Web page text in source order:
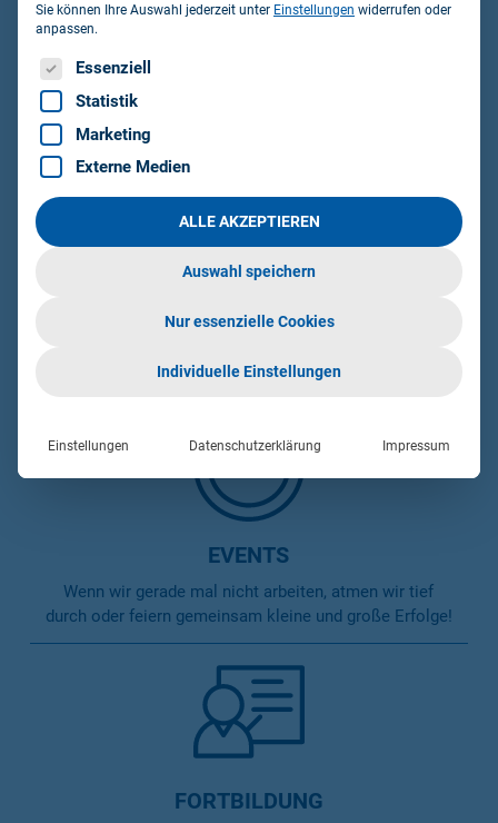
Der Hund muss mal mit? Bei uns kein Thema – wir
GLEITZEIT
perfekt an deine eigenen Bedürfnisse anpassbar.
EVENTS
Wenn wir gerade mal nicht arbeiten, atmen wir tief
durch oder feiern gemeinsam kleine und große Erfolge!
FORTBILDUNG
Sie können Ihre Auswahl jederzeit unter Einstellungen widerrufen oder
anpassen.
Es folgt eine Liste der Service-Gruppen, für die eine
Essenziell
Statistik
Marketing
Externe Medien
ALLE AKZEPTIEREN
Auswahl speichern
Nur essenzielle Cookies
Individuelle Einstellungen
Einstellungen Datenschutzerklärung Impressum